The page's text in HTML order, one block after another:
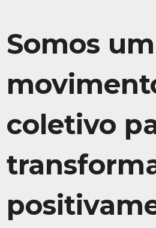
Somos um
coletivo